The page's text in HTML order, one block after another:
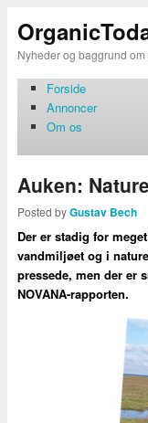
Nyheder og baggrund
Forside
Annoncer
Om os
Auken:
Posted byGustav Bech
Der er stadig for
vandmiljøet og i
pressede, men der er
NOVANA-rapporten.